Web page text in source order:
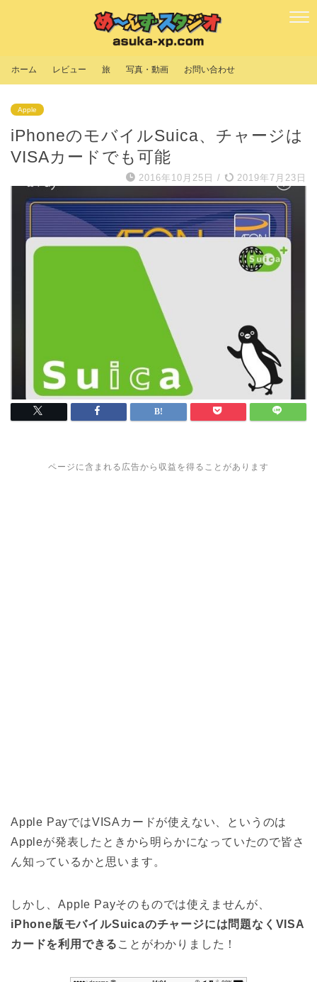
ホーム レビュー 旅 写真・動画 お問い合わせ
Apple
iPhoneのモバイルSuica、チャージは
VISAカードでも可能
2016年10月25日 / 2019年7月23日
ページに含まれる広告から収益を得ることがあります
Apple PayではVISAカードが使えない、というのは
Appleが発表したときから明らかになっていたので皆さ
ん知っているかと思います。
しかし、Apple Payそのものでは使えませんが、
iPhone版モバイルSuicaのチャージには問題なくVISA
カードを利用できる ことがわかりました！